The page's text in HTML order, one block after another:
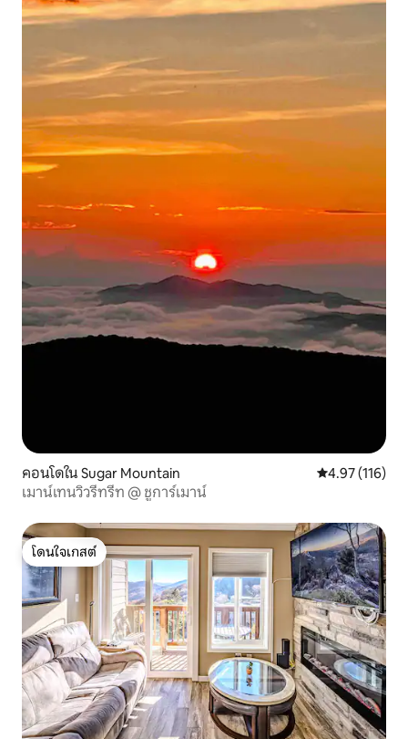
คอนโดใน Sugar Mountain คะแนนเฉลี่ย
4.97 (116)
เมาน์เทนวิวรีทรีท @ ชูการ์เมาน์
โดนใจเกสต์
โดนใจเกสต์